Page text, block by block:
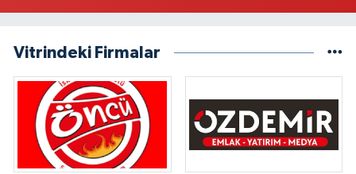
Vitrindeki Firmalar